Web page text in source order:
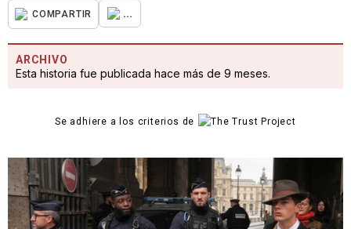
COMPARTIR ...
ARCHIVO
Esta historia fue publicada hace más de 9 meses.
Se adhiere a los criterios de